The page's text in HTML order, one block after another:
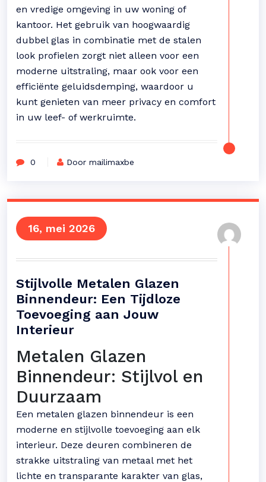
en vredige omgeving in uw woning of
kantoor. Het gebruik van hoogwaardig
dubbel glas in combinatie met de stalen
look profielen zorgt niet alleen voor een
moderne uitstraling, maar ook voor een
efficiënte geluidsdemping, waardoor u
kunt genieten van meer privacy en comfort
in uw leef- of werkruimte.
0 Door mailimaxbe
16, mei 2026
Stijlvolle Metalen Glazen
Binnendeur: Een Tijdloze
Toevoeging aan Jouw
Interieur
Metalen Glazen
Binnendeur: Stijlvol en
Duurzaam
Een metalen glazen binnendeur is een
moderne en stijlvolle toevoeging aan elk
interieur. Deze deuren combineren de
strakke uitstraling van metaal met het
lichte en transparante karakter van glas,